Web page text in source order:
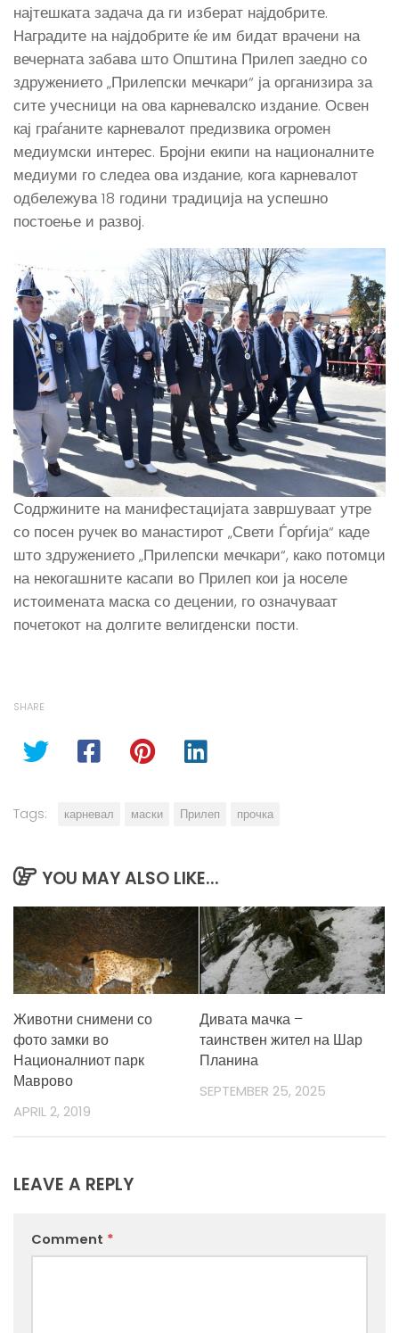
најтешката задача да ги изберат најдобрите.
Наградите на најдобрите ќе им бидат врачени на
вечерната забава што Општина Прилеп заедно со
здружението „Прилепски мечкари“ ја организира за
сите учесници на ова карневалско издание. Освен
кај граѓаните карневалот предизвика огромен
медиумски интерес. Бројни екипи на националните
медиуми го следеа ова издание, кога карневалот
одбележува 18 години традиција на успешно
постоење и развој.
Содржините на манифестацијата завршуваат утре
со посен ручек во манастирот „Свети Ѓорѓија“ каде
што здружението „Прилепски мечкари“, како потомци
на некогашните касапи во Прилеп кои ја носеле
истоимената маска со децении, го означуваат
почетокот на долгите велигденски пости.
SHARE
Tags: карневал маски Прилеп прочка
YOU MAY ALSO LIKE...
Животни снимени со
фото замки во
Националниот парк
Маврово
APRIL 2, 2019
Дивата мачка –
таинствен жител на Шар
Планина
SEPTEMBER 25, 2025
LEAVE A REPLY
Comment *